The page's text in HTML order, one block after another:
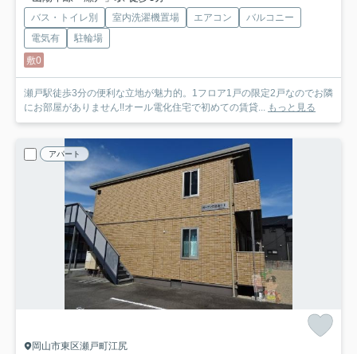
バス・トイレ別 室内洗濯機置場 エアコン
バルコニー
電気有
駐輪場
敷0
瀬戸駅徒歩3分の便利な立地が魅力的。1フロア1戸の限定2戸なのでお隣
にお部屋がありません!!オール電化住宅で初めての賃貸... もっと見る
アパート
岡山市東区瀬戸町江尻